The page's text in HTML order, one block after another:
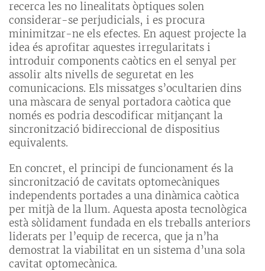
recerca les no linealitats òptiques solen
considerar-se perjudicials, i es procura
minimitzar-ne els efectes. En aquest projecte la
idea és aprofitar aquestes irregularitats i
introduir components caòtics en el senyal per
assolir alts nivells de seguretat en les
comunicacions. Els missatges s’ocultarien dins
una màscara de senyal portadora caòtica que
només es podria descodificar mitjançant la
sincronització bidireccional de dispositius
equivalents.
En concret, el principi de funcionament és la
sincronització de cavitats optomecàniques
independents portades a una dinàmica caòtica
per mitjà de la llum. Aquesta aposta tecnològica
està sòlidament fundada en els treballs anteriors
liderats per l’equip de recerca, que ja n’ha
demostrat la viabilitat en un sistema d’una sola
cavitat optomecànica.